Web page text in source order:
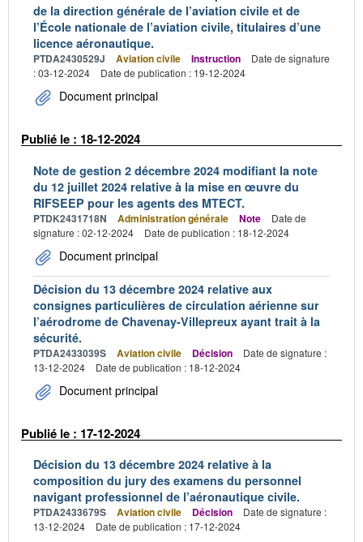
de la direction générale de l’aviation civile et de
l’École nationale de l’aviation civile, titulaires d’une
licence aéronautique.
PTDA2430529J Aviation civile Instruction
Date de signature
: 03-12-2024
Date de publication : 19-12-2024
Document principal
Publié le : 18-12-2024
Note de gestion 2 décembre 2024 modifiant la note
du 12 juillet 2024 relative à la mise en œuvre du
RIFSEEP pour les agents des MTECT.
PTDK2431718N Administration générale Note
Date de
signature : 02-12-2024
Date de publication : 18-12-2024
Document principal
Décision du 13 décembre 2024 relative aux
consignes particulières de circulation aérienne sur
l’aérodrome de Chavenay-Villepreux ayant trait à la
sécurité.
PTDA2433039S Aviation civile Décision
Date de signature :
13-12-2024
Date de publication : 18-12-2024
Document principal
Publié le : 17-12-2024
Décision du 13 décembre 2024 relative à la
composition du jury des examens du personnel
navigant professionnel de l’aéronautique civile.
PTDA2433679S Aviation civile Décision
Date de signature :
13-12-2024
Date de publication : 17-12-2024